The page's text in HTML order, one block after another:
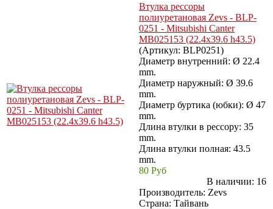
Втулка рессоры
полиуретановая Zevs - BLP-
0251 - Mitsubishi Canter
MB025153 (22.4x39.6 h43.5)
(Артикул: BLP0251)
Диаметр внутренний: Ø 22.4
mm.
Диаметр наружный: Ø 39.6
mm.
Диаметр буртика (юбки): Ø 47
mm.
Длина втулки в рессору: 35
mm.
Длина втулки полная: 43.5
mm.
80 Руб
В наличии: 16
Производитель: Zevs
Страна: Тайвань